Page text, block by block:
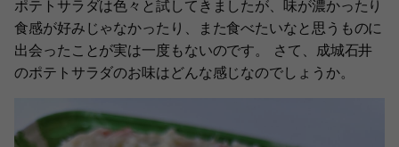
ポテトサラダは色々と試してきましたが、味が濃かったり
食感が好みじゃなかったり、また食べたいなと思うものに
出会ったことが実は一度もないのです。 さて、成城石井
のポテトサラダのお味はどんな感じなのでしょうか。